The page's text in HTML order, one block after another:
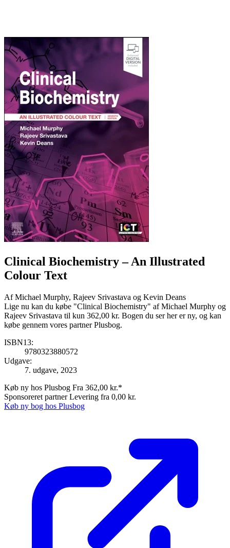
Clinical Biochemistry– An Illustrated
Colour Text
AfMichael Murphy, Rajeev Srivastava og Kevin Deans
Lige nu kan du købe "Clinical Biochemistry" af Michael Murphy og
Rajeev Srivastava til kun 362,00 kr. Bogen du ser her er ny, og kan
købe gennem vores partner Plusbog.
ISBN13:
9780323880572
Udgave:
7. udgave, 2023
Køb ny hos Plusbog Fra 362,00 kr.*
Sponsoreret partnerLevering fra 0,00 kr.
Køb ny bog hos Plusbog